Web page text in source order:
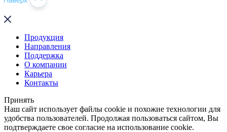
Продукция
Направления
Поддержка
О компании
Карьера
Контакты
Принять
Наш сайт использует файлы cookie и похожие технологии для
удобства пользователей. Продолжая пользоваться сайтом, Вы
подтверждаете свое согласие на использование cookie.